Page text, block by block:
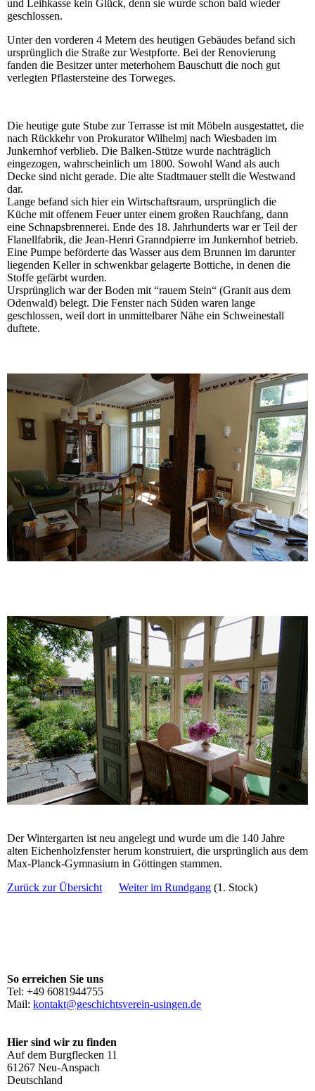
und Leihkasse kein Glück, denn sie wurde schon bald wieder
geschlossen.
Unter den vorderen 4 Metern des heutigen Gebäudes befand sich
ursprünglich die Straße zur Westpforte. Bei der Renovierung
fanden die Besitzer unter meterhohem Bauschutt die noch gut
verlegten Pflastersteine des Torweges.
Die heutige gute Stube zur Terrasse ist mit Möbeln ausgestattet, die
nach Rückkehr von Prokurator Wilhelmj nach Wiesbaden im
Junkernhof verblieb. Die Balken-Stütze wurde nachträglich
eingezogen, wahrscheinlich um 1800. Sowohl Wand als auch
Decke sind nicht gerade. Die alte Stadtmauer stellt die Westwand
dar.
Lange befand sich hier ein Wirtschaftsraum, ursprünglich die
Küche mit offenem Feuer unter einem großen Rauchfang, dann
eine Schnapsbrennerei. Ende des 18. Jahrhunderts war er Teil der
Flanellfabrik, die Jean-Henri Granndpierre im Junkernhof betrieb.
Eine Pumpe beförderte das Wasser aus dem Brunnen im darunter
liegenden Keller in schwenkbar gelagerte Bottiche, in denen die
Stoffe gefärbt wurden.
Ursprünglich war der Boden mit “rauem Stein“ (Granit aus dem
Odenwald) belegt. Die Fenster nach Süden waren lange
geschlossen, weil dort in unmittelbarer Nähe ein Schweinestall
duftete.
Der Wintergarten ist neu angelegt und wurde um die 140 Jahre
alten Eichenholzfenster herum konstruiert, die ursprünglich aus dem
Max-Planck-Gymnasium in Göttingen stammen.
Zurück zur Übersicht
Weiter im Rundgang (1. Stock)
So erreichen Sie uns
Tel: +49 6081944755
Mail: kontakt@geschichtsverein-usingen.de
Hier sind wir zu finden
Auf dem Burgflecken 11
61267 Neu-Anspach
Deutschland